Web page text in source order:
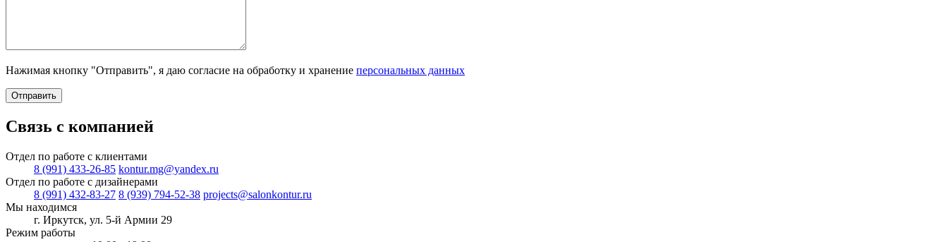
Нажимая кнопку "Отправить", я даю согласие на обработку и хранение персональных данных
Отправить
Связь с компанией
Отдел по работе с клиентами
8 (991) 433-26-85 kontur.mg@yandex.ru
Отдел по работе с дизайнерами
8 (991) 432-83-27 8 (939) 794-52-38 projects@salonkontur.ru
Мы находимся
г. Иркутск, ул. 5-й Армии 29
Режим работы